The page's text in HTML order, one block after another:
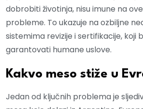
dobrobiti životinja, nisu imune na
probleme. To ukazuje na ozbiljne
sistemima revizije i sertifikacije, koji
garantovati humane uslove.
Kakvo meso stiže u
Jedan od ključnih problema je